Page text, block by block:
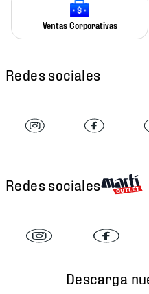
Ventas Corporativas
Redes sociales
Redes sociales
Descarga